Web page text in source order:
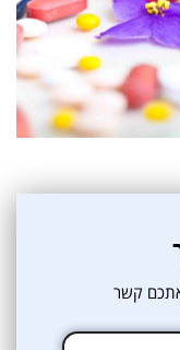
אתכם קשר